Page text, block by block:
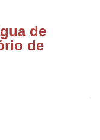
de
de